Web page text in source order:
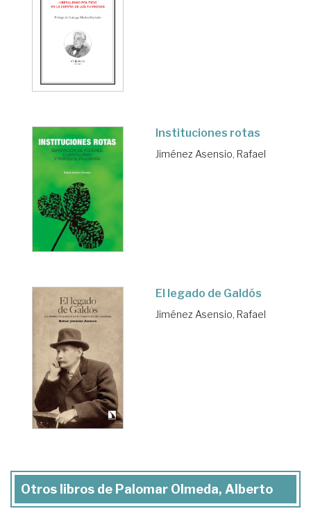
Instituciones rotas
Jiménez Asensio, Rafael
El legado de Galdós
Jiménez Asensio, Rafael
Otros libros de Palomar Olmeda, Alberto